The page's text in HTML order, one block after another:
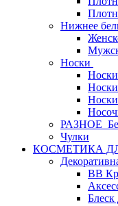
Нижнее
Носки
Чулки
КОСМЕТИКА
BB
Блеск